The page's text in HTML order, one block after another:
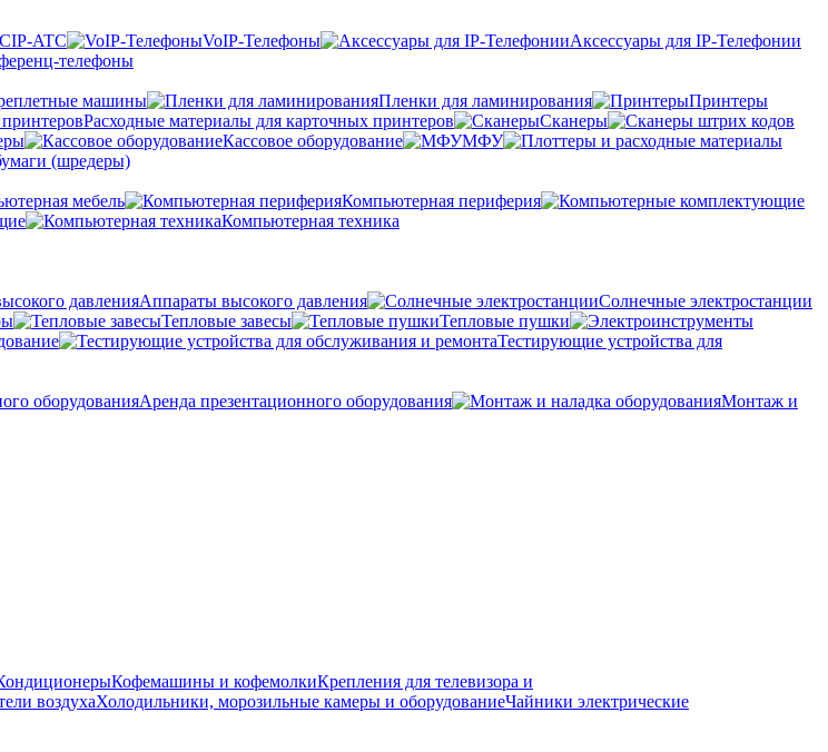
IP-ATC VoIP-Телефоны
Аксессуары для IP-Телефонии
телефоны
машины Пленки для ламинирования
Принтеры
Расходные материалы для карточных принтеров
Сканеры
Кассовое оборудование
МФУ
(шредеры)
мебель
Компьютерная периферия
Компьютерная техника
Аппараты высокого давления
Солнечные электростанции
Тепловые завесы
Тепловые пушки
Тестирующие устройства для
Аренда презентационного оборудования
Монтаж и
Кофемашины и кофемолкиКрепления для телевизора и
воздухаХолодильники, морозильные камеры и оборудованиеЧайники электрические